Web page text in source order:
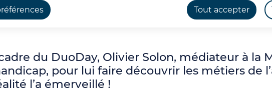
Tout accepter
de l'Archéologie Retour sur le DuoDay à la Maison de
du DuoDay, Olivier Solon, médiateur à la
pour lui faire découvrir les métiers de
l’a émerveillé !